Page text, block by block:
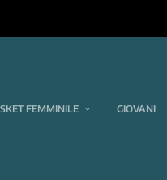
FEMMINILE GIOVANI